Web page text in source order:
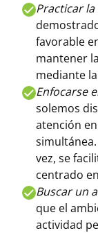
Practicar
favorable
mantener
mediante
Enfocarse
solemos
atención
vez, se
centrado
Buscar un
que el
actividad